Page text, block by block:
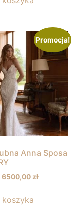
Promocja!
Anna Sposa
6500,00 zł